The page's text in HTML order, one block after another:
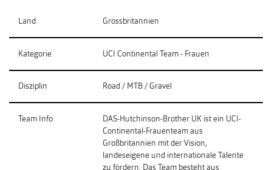
Land Grossbritannien
Kategorie UCI Continental Team - Frauen
Disziplin Road / MTB / Gravel
Team Info
DAS-Hutchinson-Brother UK ist ein UCI-
Continental-Frauenteam aus
Großbritannien mit der Vision,
landeseigene und internationale Talente
zu fördern. Das Team besteht aus